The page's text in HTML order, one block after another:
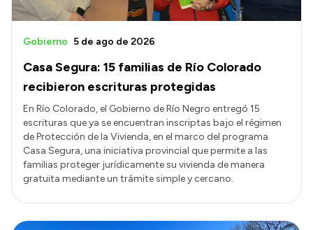
Casa Segura: 15 familias de Río Colorado
recibieron escrituras protegidas
Gobierno 5 de ago de 2026
En Río Colorado, el Gobierno de Río Negro entregó 15
escrituras que ya se encuentran inscriptas bajo el régimen
de Protección de la Vivienda, en el marco del programa
Casa Segura, una iniciativa provincial que permite a las
familias proteger jurídicamente su vivienda de manera
gratuita mediante un trámite simple y cercano.